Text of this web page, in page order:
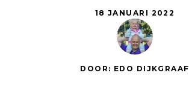
18 JANUARI 2022
DOOR: EDO DIJKGRAAF